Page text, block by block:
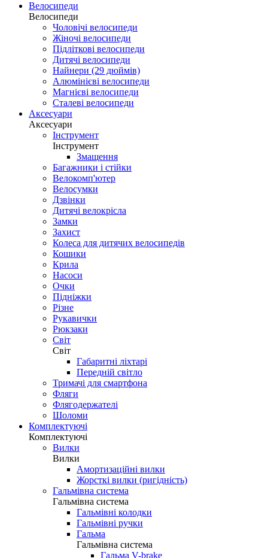
Велосипеди
Велосипеди
Чоловічі велосипеди
Жіночі велосипеди
Підліткові велосипеди
Дитячі велосипеди
Найнери (29 дюймів)
Алюмінієві велосипеди
Магнієві велосипеди
Сталеві велосипеди
Аксесуари
Аксесуари
Інструмент
Інструмент
Змащення
Багажники і стійки
Велокомп'ютер
Велосумки
Дзвінки
Дитячі велокрісла
Замки
Захист
Колеса для дитячих велосипедів
Кошики
Крила
Насоси
Очки
Підніжки
Різне
Рукавички
Рюкзаки
Світ
Світ
Габаритні ліхтарі
Передній світло
Тримачі для смартфона
Фляги
Флягодержателі
Шоломи
Комплектуючі
Комплектуючі
Вилки
Вилки
Амортизаційні вилки
Жорсткі вилки (ригідність)
Гальмівна система
Гальмівна система
Гальмівні колодки
Гальмівні ручки
Гальма
Гальмівна система
Гальма V-brake